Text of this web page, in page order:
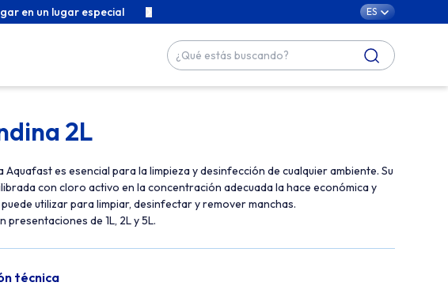
en un lugar especial Contenidos exclusivos para cuidar de tu familia con
ES
2L
Aquafast es esencial para la limpieza y desinfección de cualquier ambiente. Su
con cloro activo en la concentración adecuada la hace económica y
utilizar para limpiar, desinfectar y remover manchas.
presentaciones de 1L, 2L y 5L.
técnica